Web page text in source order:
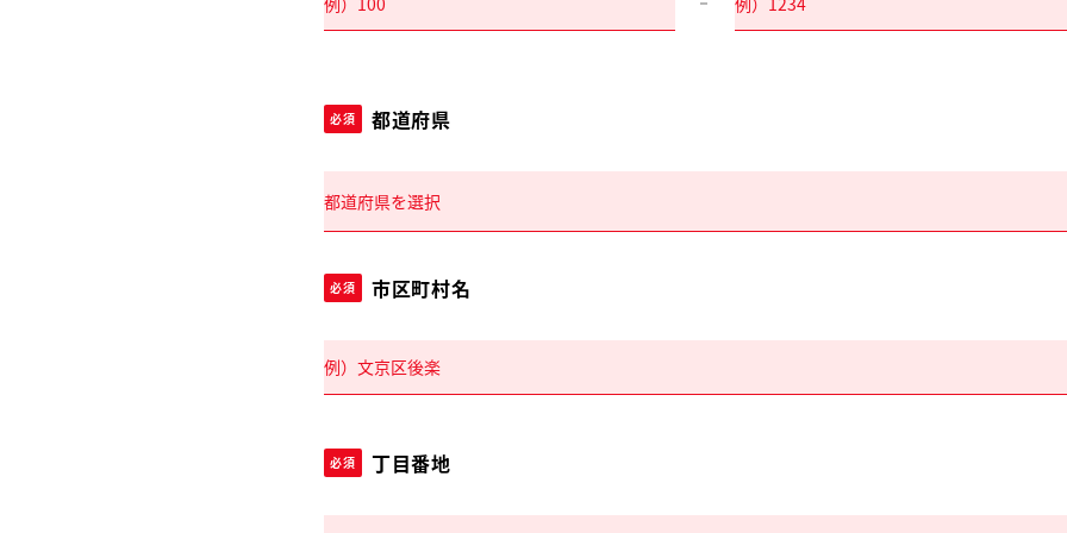
必須 都道府県
必須 市区町村名
必須 丁目番地